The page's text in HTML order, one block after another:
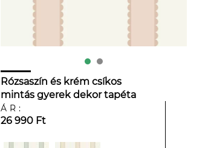
Rózsaszín és krém csíkos
mintás gyerek dekor tapéta
ÁR:
26 990 Ft